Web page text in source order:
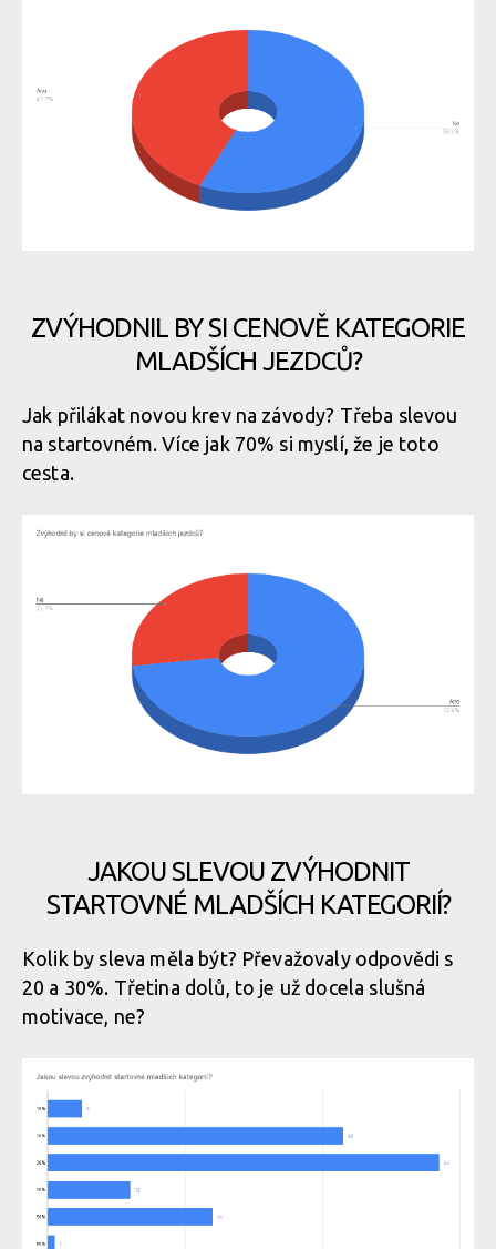
ZVÝHODNIL BY SI CENOVĚ KATEGORIE
MLADŠÍCH JEZDCŮ?
Jak přilákat novou krev na závody? Třeba slevou
na startovném. Více jak 70% si myslí, že je toto
cesta.
JAKOU SLEVOU ZVÝHODNIT
STARTOVNÉ MLADŠÍCH KATEGORIÍ?
Kolik by sleva měla být? Převažovaly odpovědi s
20 a 30%. Třetina dolů, to je už docela slušná
motivace, ne?